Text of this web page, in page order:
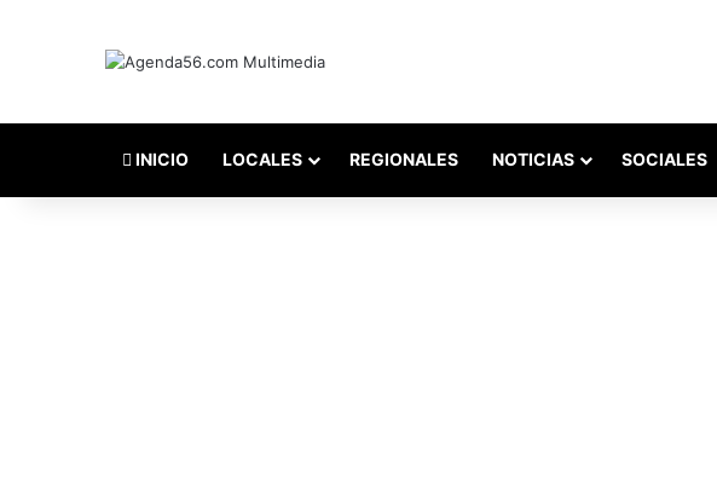
INICIO LOCALES REGIONALES NOTICIAS SOCIALES